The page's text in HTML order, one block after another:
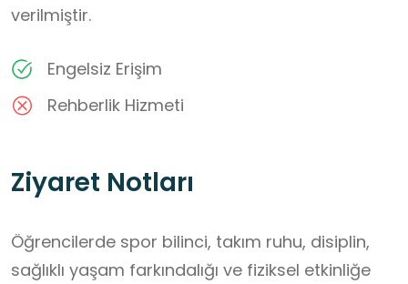
verilmiştir.
Engelsiz Erişim
Rehberlik Hizmeti
Ziyaret Notları
Öğrencilerde spor bilinci, takım ruhu, disiplin,
sağlıklı yaşam farkındalığı ve fiziksel etkinliğe